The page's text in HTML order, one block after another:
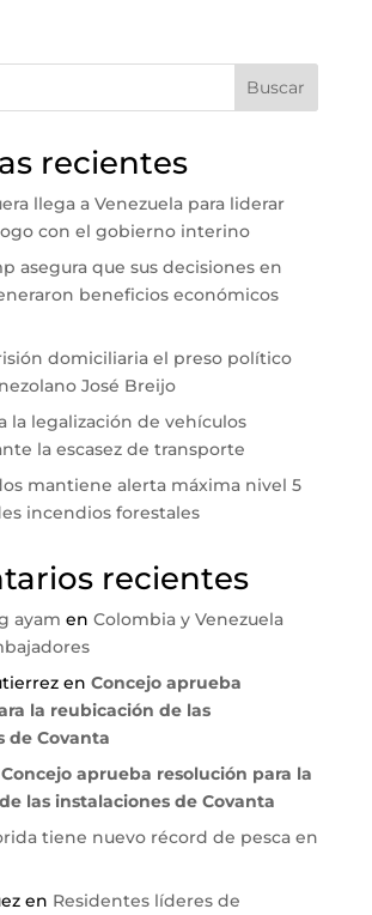
Buscar
recientes
llega a Venezuela para liderar
con el gobierno interino
asegura que sus decisiones en
beneficios económicos
domiciliaria el preso político
José Breijo
la legalización de vehículos
la escasez de transporte
mantiene alerta máxima nivel 5
incendios forestales
recientes
ayam en Colombia y Venezuela
en Concejo aprueba
la reubicación de las
de Covanta
Concejo aprueba resolución para la
las instalaciones de Covanta
tiene nuevo récord de pesca en
en Residentes líderes de